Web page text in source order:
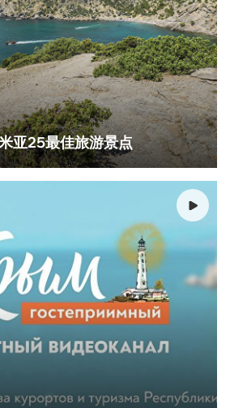
亚25最佳旅游景点